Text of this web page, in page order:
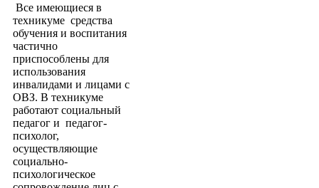
Все имеющиеся в
техникуме средства
обучения и воспитания
частично
приспособлены для
использования
инвалидами и лицами с
ОВЗ. В техникуме
работают социальный
педагог и педагог-
психолог,
осуществляющие
социально-
психологическое